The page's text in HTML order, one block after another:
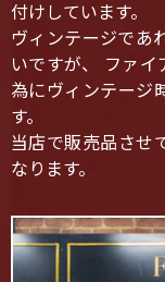
付けしています。
ヴィンテージであ
いですが、 ファイ
為にヴィンテージ
す。
当店で販売品させ
なります。